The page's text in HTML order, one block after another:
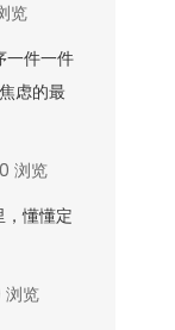
览
一件一件
虑的最
浏览
懂懂定
览